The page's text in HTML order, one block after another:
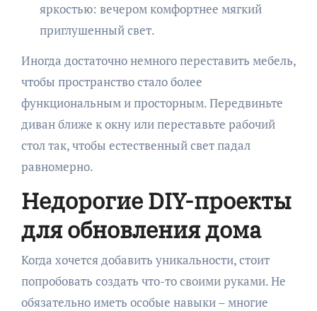
яркостью: вечером комфортнее мягкий
приглушенный свет.
Иногда достаточно немного переставить мебель,
чтобы пространство стало более
функциональным и просторным. Передвиньте
диван ближе к окну или переставьте рабочий
стол так, чтобы естественный свет падал
равномерно.
Недорогие DIY-проекты
для обновления дома
Когда хочется добавить уникальности, стоит
попробовать создать что-то своими руками. Не
обязательно иметь особые навыки – многие